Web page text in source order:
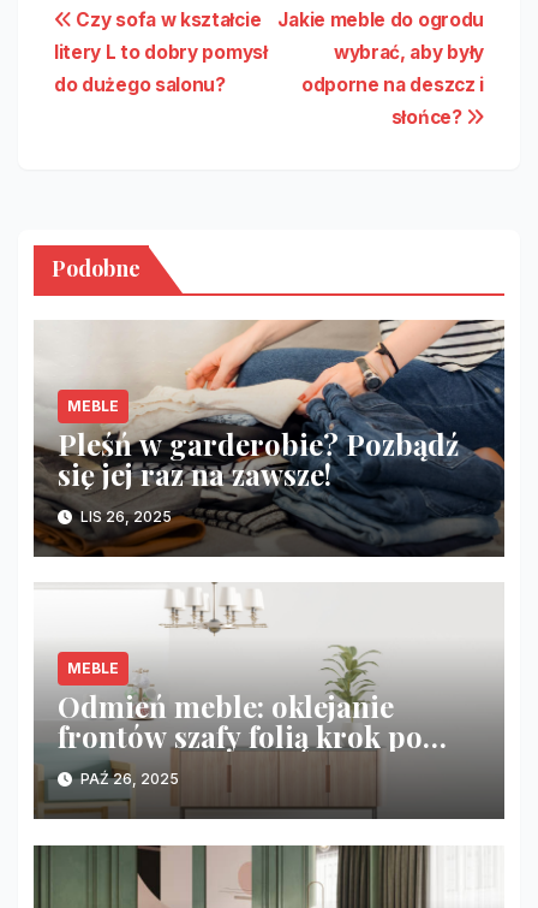
Nawigacja
wpisu
Jakie meble do ogrodu
wybrać, aby były
odporne na deszcz i
słońce?
Czy sofa w kształcie
litery L to dobry pomysł
do dużego salonu?
Podobne
MEBLE
Pleśń w garderobie? Pozbądź
się jej raz na zawsze!
LIS 26, 2025
MEBLE
Odmień meble: oklejanie
frontów szafy folią krok po
kroku
PAŹ 26, 2025